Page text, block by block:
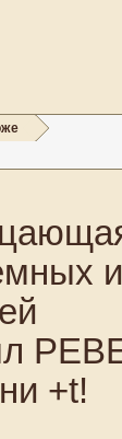
и
+t!